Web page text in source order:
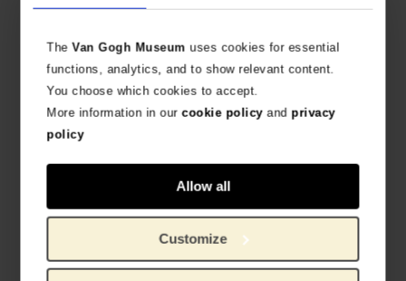
TheVan Gogh Museum uses cookies for essential
functions, analytics, and to show relevant content.
You choose which cookies to accept.
More information in ourcookie policyand privacy
policy
Allow all
Customize
PRODUCTO OFICIAL VAN GOGH MUSEUM
189,26 189,26